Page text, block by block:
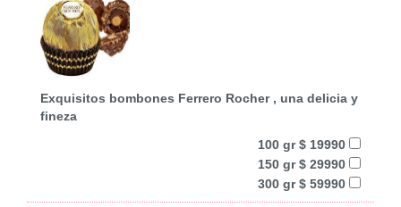
Exquisitos bombones Ferrero Rocher , una delicia y
fineza
100 gr $ 19990
150 gr $ 29990
300 gr $ 59990